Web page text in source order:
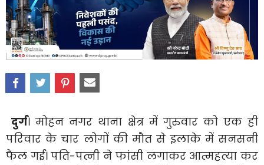
दुर्ग। मोहन नगर थाना क्षेत्र में गुरुवार को एक ही
परिवार के चार लोगों की मौत से इलाके में सनसनी
फैल गई। पति-पत्नी ने फांसी लगाकर आत्महत्या कर